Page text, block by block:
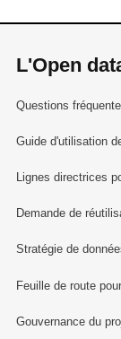
L'Open
Questions
Guide d'utilisation
Lignes directrices
Demande de
Stratégie de
Feuille de route
Gouvernance du